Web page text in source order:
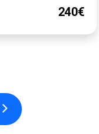
240€